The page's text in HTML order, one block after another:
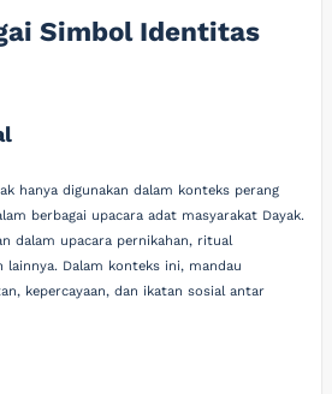
Simbol Identitas
hanya digunakan dalam konteks perang
berbagai upacara adat masyarakat Dayak.
dalam upacara pernikahan, ritual
lainnya. Dalam konteks ini, mandau
kepercayaan, dan ikatan sosial antar